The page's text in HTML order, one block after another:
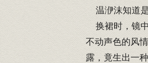
温洢沫知道是
换裙时，镜中
不动声色的风
露，竟生出一